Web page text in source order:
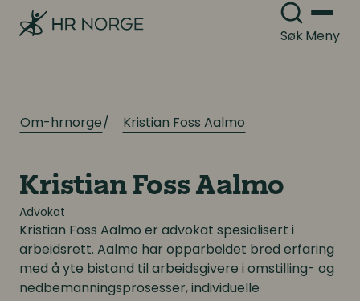
SøkMeny
Om-hrnorge Kristian Foss Aalmo
Kristian Foss Aalmo
Advokat
Kristian Foss Aalmo er advokat spesialisert i
arbeidsrett. Aalmo har opparbeidet bred erfaring
med å yte bistand til arbeidsgivere i omstilling- og
nedbemanningsprosesser, individuelle